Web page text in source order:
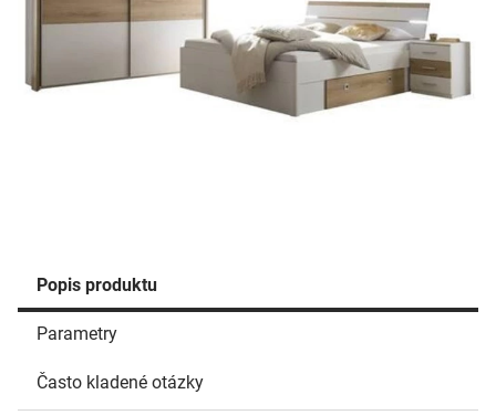
Popis produktu
Parametry
Často kladené otázky